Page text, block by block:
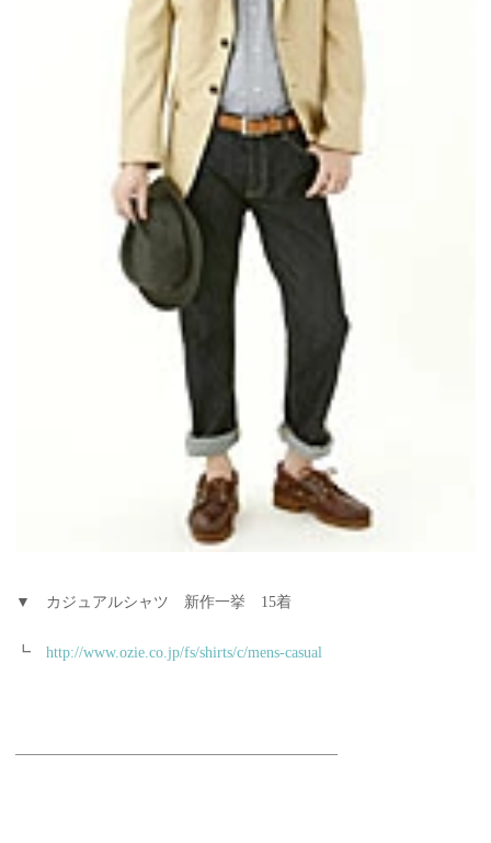
▼ カジュアルシャツ 新作一挙 15着
┗ http://www.ozie.co.jp/fs/shirts/c/mens-casual
—————————————————————